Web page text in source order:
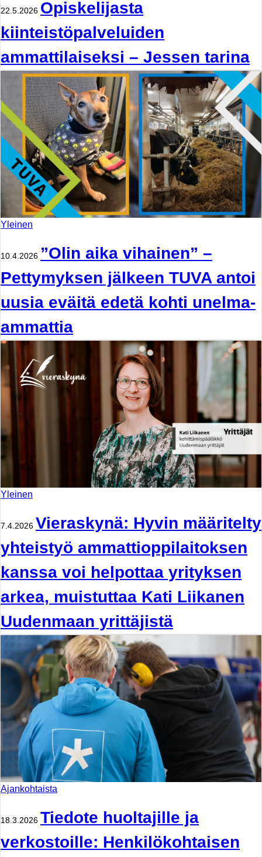
22.5.2026 Opiskelijasta
kiinteistöpalveluiden
ammattilaiseksi – Jessen tarina
Yleinen
10.4.2026 ”Olin aika vihainen” –
Pettymyksen jälkeen TUVA antoi
uusia eväitä edetä kohti unelma-
ammattia
Yleinen
7.4.2026 Vieraskynä: Hyvin määritelty
yhteistyö ammattioppilaitoksen
kanssa voi helpottaa yrityksen
arkea, muistuttaa Kati Liikanen
Uudenmaan yrittäjistä
Ajankohtaista
18.3.2026 Tiedote huoltajille ja
verkostoille: Henkilökohtaisen